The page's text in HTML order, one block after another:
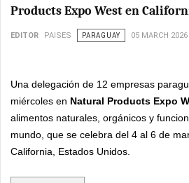
Products Expo West en
EDITOR PAISES PARAGUAY 05 MARCH 2026
Una delegación de 12 empresas
miércoles en Natural Products Expo
alimentos naturales, orgánicos y
mundo, que se celebra del 4 al 6 de
California, Estados Unidos.